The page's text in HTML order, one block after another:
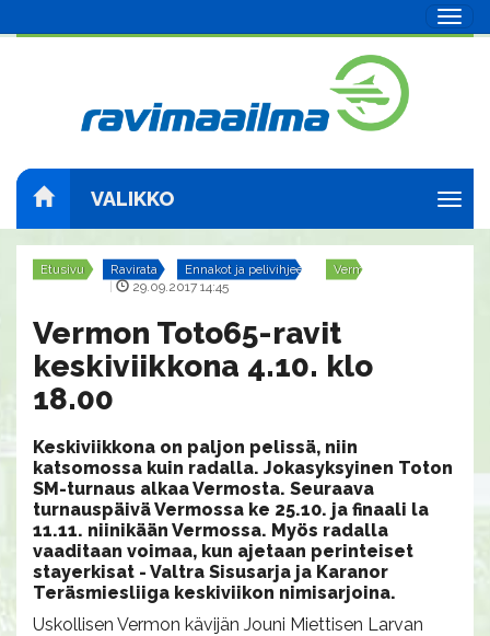
VALIKKO
Etusivu Ravirata Ennakot ja pelivihjeet
Vermo
| 29.09.2017 14:45
Vermon Toto65-ravit
keskiviikkona 4.10. klo
18.00
Keskiviikkona on paljon pelissä, niin
katsomossa kuin radalla. Jokasyksyinen Toton
SM-turnaus alkaa Vermosta. Seuraava
turnauspäivä Vermossa ke 25.10. ja finaali la
11.11. niinikään Vermossa. Myös radalla
vaaditaan voimaa, kun ajetaan perinteiset
stayerkisat - Valtra Sisusarja ja Karanor
Teräsmiesliiga keskiviikon nimisarjoina.
Uskollisen Vermon kävijän Jouni Miettisen Larvan